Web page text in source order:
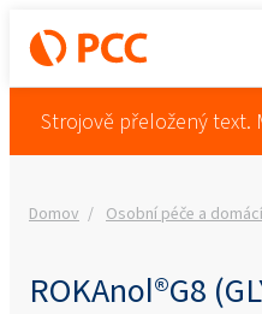
Strojově přeložený text.
Domov Osobní péče a
ROKAnol®G8